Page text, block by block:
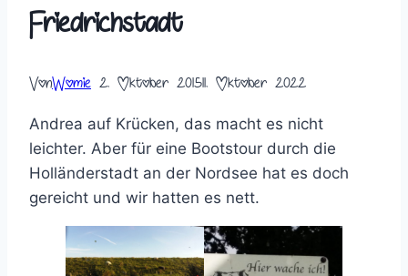
Friedrichstadt
VonWomie 2. Oktober 201511. Oktober 2022
Andrea auf Krücken, das macht es nicht
leichter. Aber für eine Bootstour durch die
Holländerstadt an der Nordsee hat es doch
gereicht und wir hatten es nett.